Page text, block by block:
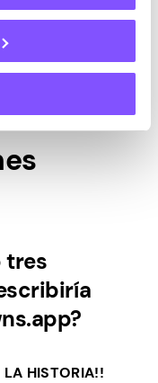
Pawns.app a
y les diría el
que sigan
tres
LA HISTORIA!!